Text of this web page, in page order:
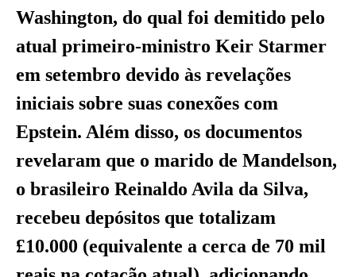
Washington, do qual foi demitido pelo
atual primeiro-ministro Keir Starmer
em setembro devido às revelações
iniciais sobre suas conexões com
Epstein. Além disso, os documentos
revelaram que o marido de Mandelson,
o brasileiro Reinaldo Avila da Silva,
recebeu depósitos que totalizam
£10.000 (equivalente a cerca de 70 mil